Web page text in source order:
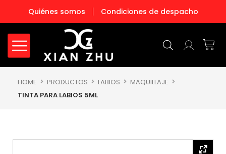
contenido
Quiénes somos Condiciones de despacho
HOME PRODUCTOS LABIOS
MAQUILLAJE
TINTA PARA LABIOS 5ML